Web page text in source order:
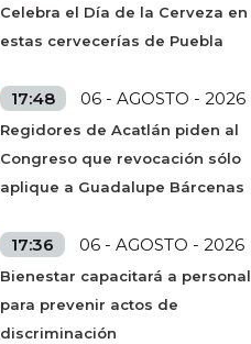
Celebra el Día de la Cerveza en
estas cervecerías de Puebla
17:48 06 - AGOSTO - 2026
Regidores de Acatlán piden al
Congreso que revocación sólo
aplique a Guadalupe Bárcenas
17:36 06 - AGOSTO - 2026
Bienestar capacitará a personal
para prevenir actos de
discriminación